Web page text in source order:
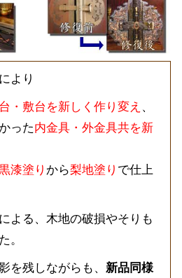
より
・敷台を新しく作り変え 、
った内金具・外金具共を新
漆塗り から梨地塗り で仕上
よる、木地の破損やそりも
。
を残しながらも、 新品同様